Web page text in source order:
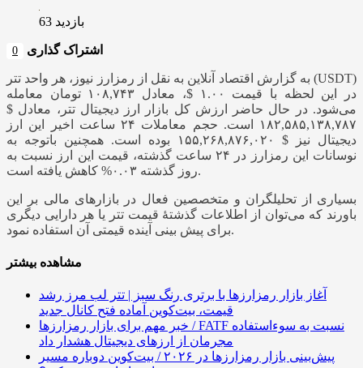
بازدید 63
اشتراک گذاری 0
به گزارش اقتصاد آنلاین به نقل از رمزارز نیوز، هر واحد تتر (USDT)
در این لحظه با قیمت ۱.۰۰ $، معادل ۱۰۸,۷۴۳ تومان معامله
می‌شود. در حال حاضر ارزش کل بازار ارز دیجیتال تتر، معادل $
۱۸۲,۵۸۵,۱۳۸,۷۸۷ است. حجم معاملات ۲۴ ساعت اخیر این ارز
دیجیتال نیز $ ۱۵۵,۲۶۸,۸۷۶,۰۲۰ بوده است. همچنین باتوجه به
نوسانات این رمزارز در ۲۴ ساعت گذشته، قیمت این ارز نسبت به
روز گذشته ۰.۰۳% کاهش یافته است.
بسیاری از تحلیلگران و متخصصین فعال در بازار‌های مالی بر این
باورند که می‌توان از اطلاعات گذشتۀ قیمت تتر یا هر دارایی دیگری
برای پیش بینی آینده قیمتی آن استفاده نمود.
مشاهده بیشتر
آغاز بازار رمزارزها با برتری رنگ سبز | تتر لب مرز رشد
قیمت، بیت‌کوین آماده فتح کانال جدید
خبر مهم برای بازار رمزارزها / FATF نسبت به سوءاستفاده
مجرمان از ارزهای دیجیتال هشدار داد
پیش‌بینی بازار رمزارزها در ۲۰۲۶ / بیت‌کوین دوباره مسیر